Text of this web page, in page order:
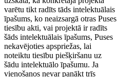
varētu tikt radīts tāds intelektuālais
īpašums, ko neaizsargā otras Puses
tiesību akti, vai projektā ir radīts
šāds intelektuālais īpašums, Puses
nekavējoties apspriežas, lai
noteiktu tiesību piešķiršanu uz
šādu intelektuālo īpašumu. Ja
vienošanos nevar panākt trīs